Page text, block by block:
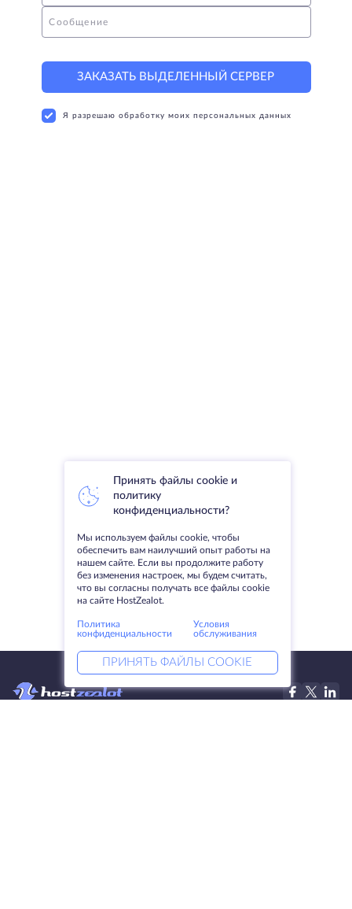
Сообщение
ЗАКАЗАТЬ ВЫДЕЛЕННЫЙ СЕРВЕР
Я разрешаю обработку моих персональных данных
Принять файлы cookie и
политику
конфиденциальности?
Мы используем файлы cookie, чтобы
обеспечить вам наилучший опыт работы на
нашем сайте. Если вы продолжите работу
без изменения настроек, мы будем считать,
что вы согласны получать все файлы cookie
на сайте HostZealot.
Политика
конфиденциальности
Условия
обслуживания
ПРИНЯТЬ ФАЙЛЫ COOKIE